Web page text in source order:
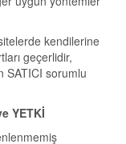
kendilerine
geçerlidir,
SATICI sorumlu
YETKİ